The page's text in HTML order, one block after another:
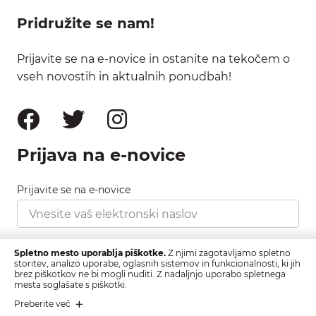
Pridružite se nam!
Prijavite se na e-novice in ostanite na tekočem o
vseh novostih in aktualnih ponudbah!
Prijava na e-novice
Prijavite se na e-novice
Strinjam se s pravilnikom zasebnosti, ki ga najdete
tukaj.
Spletno mesto uporablja piškotke. Z njimi zagotavljamo spletno
storitev, analizo uporabe, oglasnih sistemov in funkcionalnosti, ki jih
brez piškotkov ne bi mogli nuditi. Z nadaljnjo uporabo spletnega
mesta soglašate s piškotki.
Preberite več